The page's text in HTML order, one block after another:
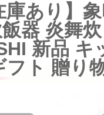
庫あり】
器 炎舞
新品
フト 贈り